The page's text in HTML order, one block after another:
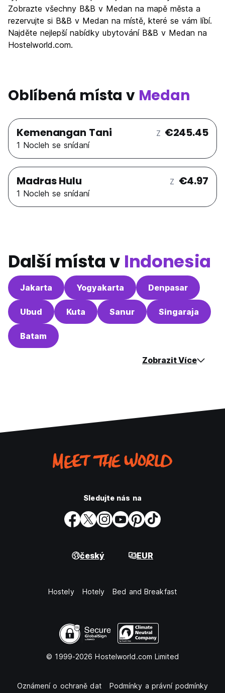
Hodnota za peníze
5.3
Zobrazte všechny B&B v Medan na mapě města a
rezervujte si B&B v Medan na místě, které se vám líbí.
Najděte nejlepší nabídky ubytování B&B v Medan na
Hostelworld.com.
Oblíbená místa v Medan
Kemenangan Tani Z €245.45
1 Nocleh se snídaní
Madras Hulu Z €4.97
1 Nocleh se snídaní
Další místa v Indonesia
Jakarta Yogyakarta Denpasar
Ubud Kuta Sanur Singaraja
Batam
Zobrazit Více
Sledujte nás na
český EUR
Hostely Hotely Bed and Breakfast
© 1999-2026 Hostelworld.com Limited
Oznámení o ochraně dat Podmínky a právní podmínky